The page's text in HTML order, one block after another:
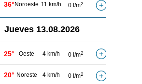
36° Noroeste 11 km/h 0 l/m2
Jueves 13.08.2026
25° Oeste 4 km/h 0 l/m2
20° Noreste 4 km/h 0 l/m2